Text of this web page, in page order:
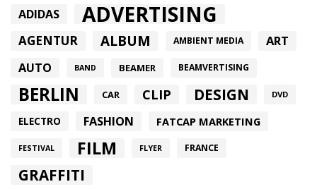
ADIDAS ADVERTISING
AGENTUR ALBUM AMBIENT MEDIA ART
AUTO BAND BEAMER BEAMVERTISING
BERLIN CAR CLIP DESIGN DVD
ELECTRO FASHION FATCAP MARKETING
FESTIVAL FILM FLYER FRANCE
GRAFFITI